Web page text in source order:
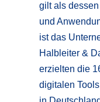
gilt als
und
ist das
Halbleiter &
erzielten die
digitalen